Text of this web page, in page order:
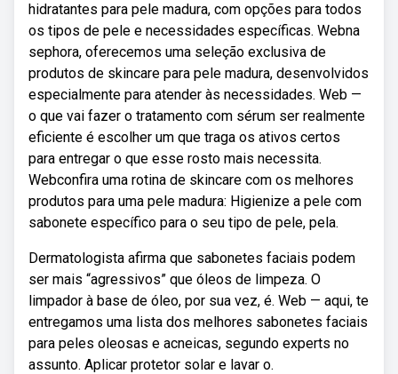
hidratantes para pele madura, com opções para todos
os tipos de pele e necessidades específicas. Webna
sephora, oferecemos uma seleção exclusiva de
produtos de skincare para pele madura, desenvolvidos
especialmente para atender às necessidades. Web —
o que vai fazer o tratamento com sérum ser realmente
eficiente é escolher um que traga os ativos certos
para entregar o que esse rosto mais necessita.
Webconfira uma rotina de skincare com os melhores
produtos para uma pele madura: Higienize a pele com
sabonete específico para o seu tipo de pele, pela.
Dermatologista afirma que sabonetes faciais podem
ser mais “agressivos” que óleos de limpeza. O
limpador à base de óleo, por sua vez, é. Web — aqui, te
entregamos uma lista dos melhores sabonetes faciais
para peles oleosas e acneicas, segundo experts no
assunto. Aplicar protetor solar e lavar o.